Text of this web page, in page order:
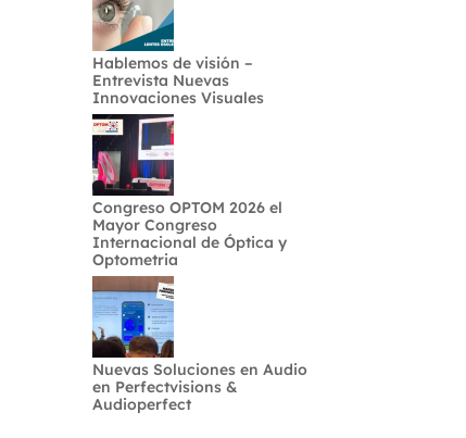
Hablemos de visión –
Entrevista Nuevas
Innovaciones Visuales
Congreso OPTOM 2026 el
Mayor Congreso
Internacional de Óptica y
Optometria
Nuevas Soluciones en Audio
en Perfectvisions &
Audioperfect